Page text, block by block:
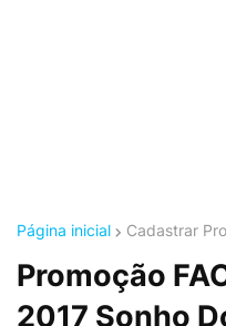
Página inicial Cadastrar
Promoção
2017 Sonho